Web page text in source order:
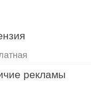
рекламы